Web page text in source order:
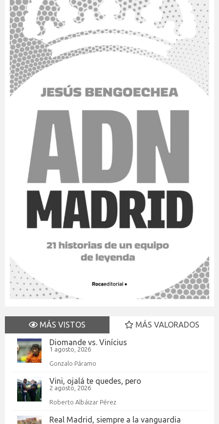
MÁS VISTOS
MÁS VALORADOS
Diomande vs. Vinícius
1 agosto, 2026
Gonzalo Páramo
Vini, ojalá te quedes, pero
2 agosto, 2026
Roberto Albáizar Pérez
Real Madrid, siempre a la vanguardia